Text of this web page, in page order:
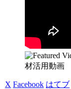
材活用動画
X Facebook はてブ